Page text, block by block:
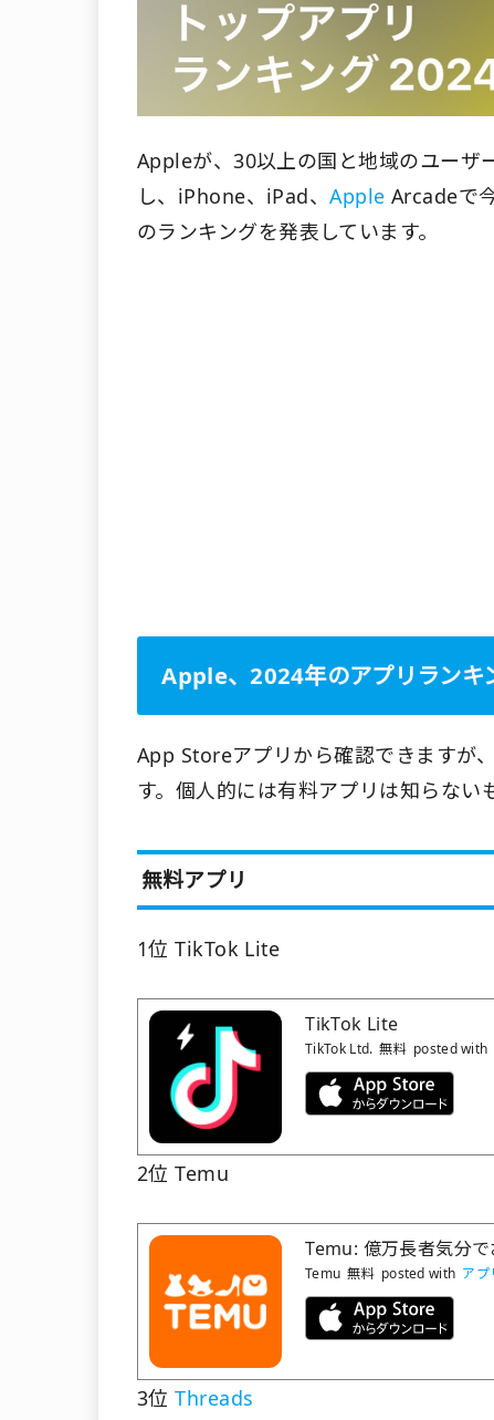
Appleが、30以上の国と地域のユーザ
し、iPhone、iPad、Apple Arcadeで
のランキングを発表しています。
Apple、2024年のアプリランキ
App Storeアプリから確認できますが
す。個人的には有料アプリは知らない
無料アプリ
1位 TikTok Lite
TikTok Lite
TikTok Ltd. 無料 posted with
2位 Temu
Temu: 億万長者気分
Temu 無料 posted with アプ
3位Threads